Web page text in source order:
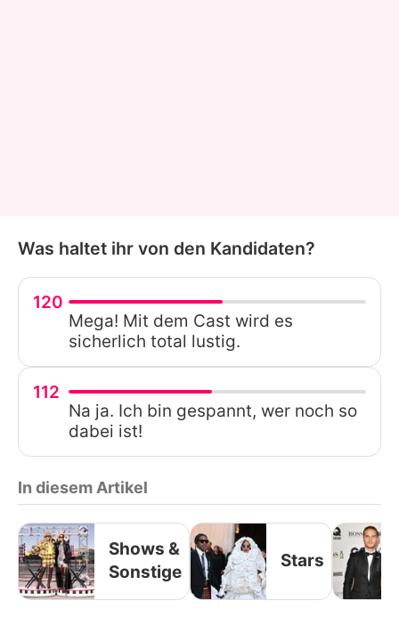
Was haltet ihr von den Kandidaten?
120
Mega! Mit dem Cast wird es
sicherlich total lustig.
112
Na ja. Ich bin gespannt, wer noch so
dabei ist!
In diesem Artikel
Shows &
Sonstige
Stars